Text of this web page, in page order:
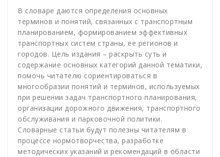
В словаре даются определения основных
терминов и понятий, связанных с транспортным
планированием, формированием эффективных
транспортных систем страны, ее регионов и
городов. Цель издания – раскрыть суть и
содержание основных категорий данной тематики,
помочь читателю сориентироваться в
многообразии понятий и терминов, используемых
при решении задач транспортного планирования,
организации дорожного движения, транспортного
обслуживания и парковочной политики.
Словарные статьи будут полезны читателям в
процессе нормотворчества, разработке
методических указаний и рекомендаций в области